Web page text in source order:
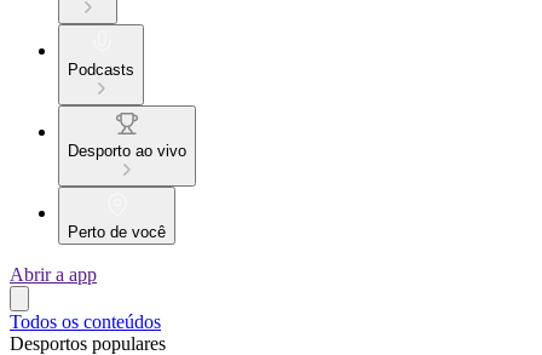
Podcasts
Desporto ao vivo
Perto de você
Abrir a app
Todos os conteúdos
Desportos populares